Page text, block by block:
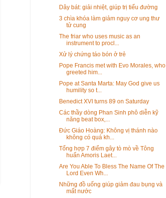
Dây bát: giải nhiệt, giúp trị tiểu đường
3 chìa khóa làm giảm nguy cơ ung thư
tử cung
The friar who uses music as an
instrument to procl...
Xử lý chứng táo bón ở trẻ
Pope Francis met with Evo Morales, who
greeted him...
Pope at Santa Marta: May God give us
humility so t...
Benedict XVI turns 89 on Saturday
Các thầy dòng Phan Sinh phô diễn kỹ
năng beat box,...
Đức Giáo Hoàng: Không vị thánh nào
không có quá kh...
Tổng hợp 7 điểm gây tò mò về Tông
huấn Amoris Laet...
Are You Able To Bless The Name Of The
Lord Even Wh...
Những đồ uống giúp giảm đau bụng và
mất nước